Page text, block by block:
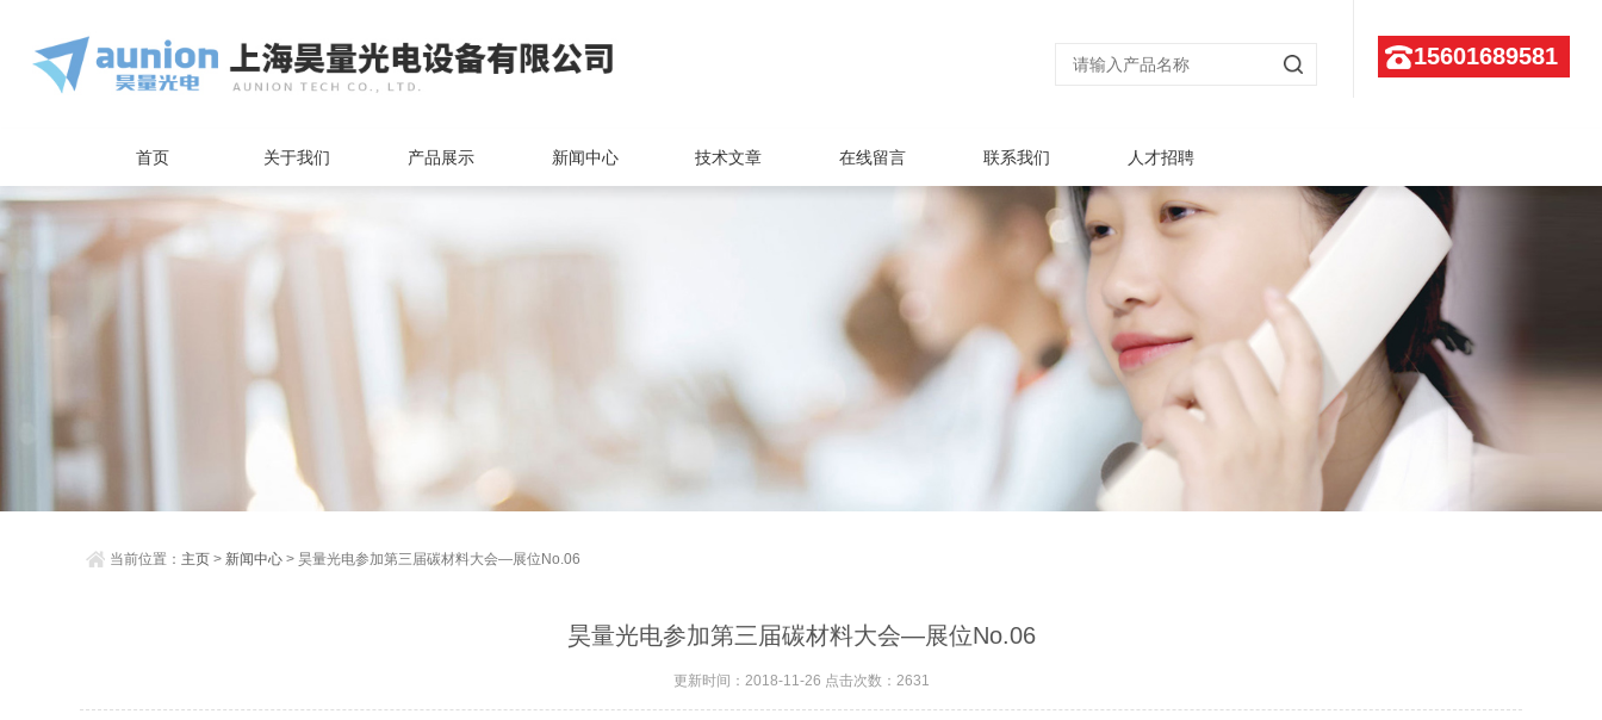
15601689581
首页 关于我们 产品展示 新闻中心 技术文章 在线留言 联系我们 人才招聘
当前位置： 主页 > 新闻中心 > 昊量光电参加第三届碳材料大会—展位No.06
昊量光电参加第三届碳材料大会—展位No.06
更新时间：2018-11-26 点击次数：2631